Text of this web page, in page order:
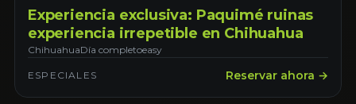
Experiencia exclusiva: Paquimé ruinas
experiencia irrepetible en Chihuahua
ChihuahuaDía completoeasy
ESPECIALES Reservar ahora →